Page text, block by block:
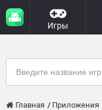
Игры
Главная Приложения